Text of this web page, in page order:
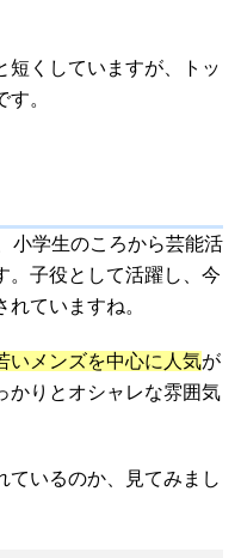
短くしていますが、トッ
。
小学生のころから芸能活
。子役として活躍し、今
ていますね。
いメンズを中心に人気が
かりとオシャレな雰囲気
ているのか、見てみまし